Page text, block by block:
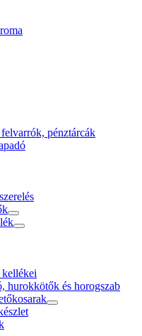
pénztárcák
hurokkötők és horogszab